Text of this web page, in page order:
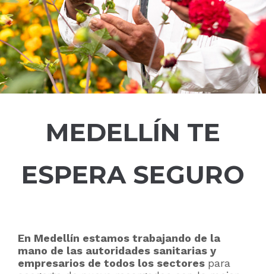
MEDELLÍN TE
ESPERA SEGURO
En Medellín estamos trabajando de la
mano de las autoridades sanitarias y
empresarios de todos los sectores para